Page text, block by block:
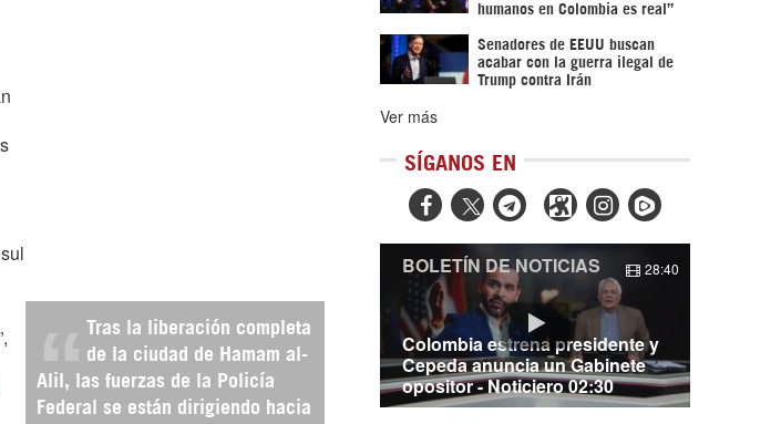
Tras la liberación completa
de la ciudad de Hamam al-
Alil, las fuerzas de la Policía
Federal se están dirigiendo hacia
humanos en Colombia es real”
Senadores de EEUU buscan
acabar con la guerra ilegal de
Trump contra Irán
Ver más
SÍGANOS EN
  
Colombia estrena presidente y
Cepeda anuncia un Gabinete
opositor - Noticiero 02:30
BOLETÍN DE NOTICIAS 28:40